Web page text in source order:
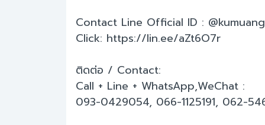
Contact Line Official ID : @kumuang
Click: https://lin.ee/aZt6O7r
ติดต่อ / Contact:
Call + Line + WhatsApp,WeChat :
093-0429054, 066-1125191, 062-